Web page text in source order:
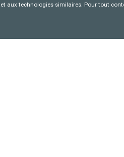
aux technologies similaires. Pour tout